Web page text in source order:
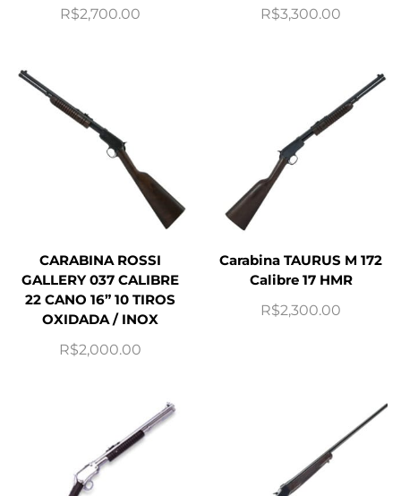
R$2,700.00 R$3,300.00
CARABINA ROSSI
GALLERY 037 CALIBRE
22 CANO 16” 10 TIROS
OXIDADA / INOX
R$2,000.00
Carabina TAURUS M 172
Calibre 17 HMR
R$2,300.00